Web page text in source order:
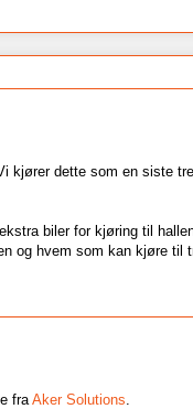
kjører dette som en siste
biler for kjøring til
og hvem som kan kjøre til
fra Aker Solutions